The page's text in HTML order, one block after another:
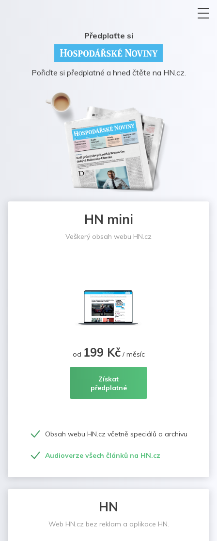
Předplaťte si
Pořiďte si předplatné a hned čtěte na HN.cz.
HN mini
Veškerý obsah webu HN.cz
od 199 Kč/ měsíc
Získat
předplatné
Obsah webu HN.cz včetně speciálů a archivu
Audioverze všech článků na HN.cz
HN
Web HN.cz bez reklam a aplikace HN.